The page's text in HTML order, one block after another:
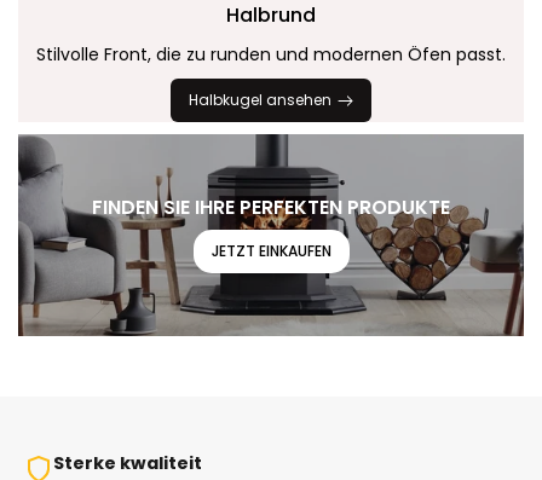
Halbrund
Stilvolle Front, die zu runden und modernen Öfen passt.
Halbkugel ansehen
FINDEN SIE IHRE PERFEKTEN PRODUKTE
JETZT EINKAUFEN
Sterke kwaliteit